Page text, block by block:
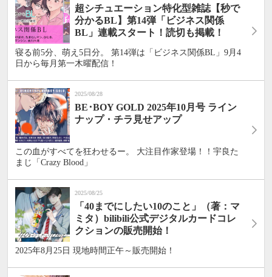
超シチュエーション特化型雑誌【秒で
分かるBL】第14弾「ビジネス関係
BL」連載スタート！読切も掲載！
寝る前5分、萌え5日分。 第14弾は「ビジネス関係BL」9月4
日から毎月第一木曜配信！
2025/08/28
BE･BOY GOLD 2025年10月号 ライン
ナップ・チラ見せアップ
この血がすべてを狂わせるー。 大注目作家登場！！宇良た
まじ「Crazy Blood」
2025/08/25
「40までにしたい10のこと」（著：マ
ミタ）bilibili公式デジタルカードコレ
クションの販売開始！
2025年8月25日 現地時間正午～販売開始！